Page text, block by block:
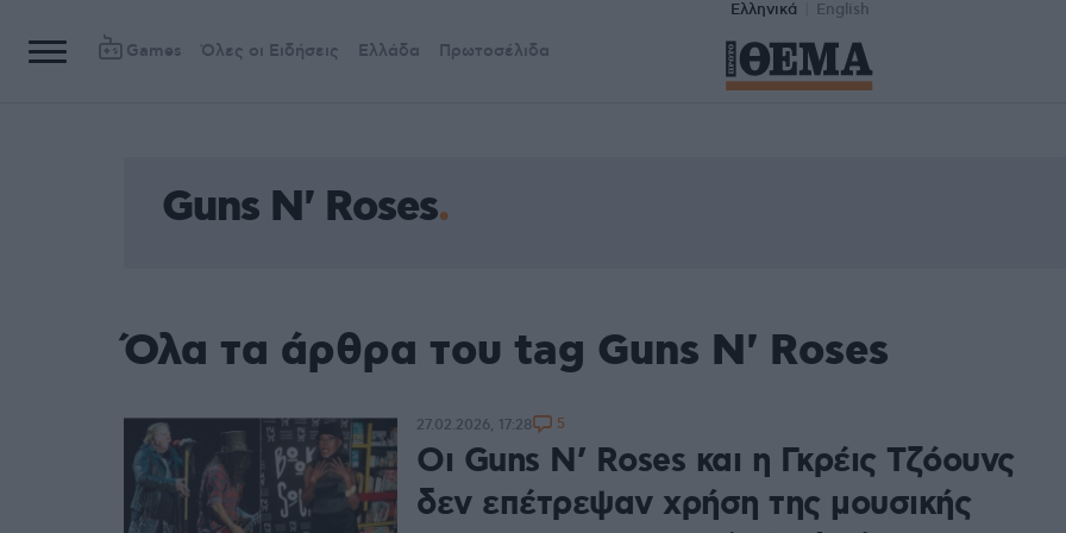
Ελληνικά English
Games Όλες οι Ειδήσεις Ελλάδα Πρωτοσέλιδα
Guns N' Roses
Όλα τα άρθρα του tag Guns N' Roses
Οι Guns N’ Roses και η Γκρέις Τζόουνς
δεν επέτρεψαν χρήση της μουσικής
27.02.2026, 17:28 5